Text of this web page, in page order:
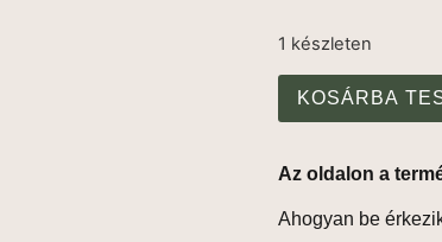
1 készleten
KOSÁRBA
Az oldalon a
Ahogyan be